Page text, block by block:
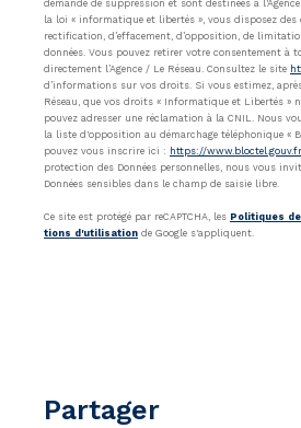
demande de suppression et sont destinées à
la loi « informatique et libertés », vous disposez des
rectification, d’effacement, d’opposition, de
données. Vous pouvez retirer votre consentement à
directement l’Agence / Le Réseau. Consultez le site
d’informations sur vos droits. Si vous estimez,
Réseau, que vos droits « Informatique et Libertés »
pouvez adresser une réclamation à la CNIL. Nous
la liste d'opposition au démarchage téléphonique «
pouvez vous inscrire ici : https://www.bloctel.gouv.fr
protection des Données personnelles, nous vous
Données sensibles dans le champ de saisie libre.
Ce site est protégé par reCAPTCHA, les Politiques
tions d'utilisation de Google s'appliquent.
partager